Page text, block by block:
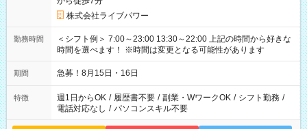
株式会社ライブパワー
勤務時間
＜シフト例＞ 7:00～23:00 13:30～22:00 上記の時間から好きな
時間を選べます！ ※時間は変更となる可能性があります
期間 急募！8月15日・16日
特徴 週1日からOK / 履歴書不要 / 副業・WワークOK / シフト勤務 /
電話対応なし / パソコンスキル不要